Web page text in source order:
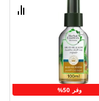
وفر 50%
قارن